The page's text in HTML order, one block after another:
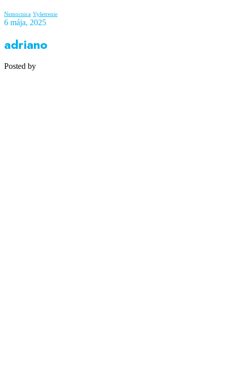
Nemocnica Vyšetrenie
6 mája, 2025
adriano
Posted by